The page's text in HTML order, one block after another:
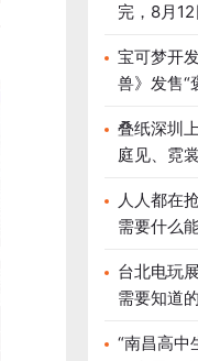
完，8月
宝可梦开
兽》发售“
叠纸深圳
庭见、霓
人人都在
需要什么
台北电玩
需要知道
“南昌高中